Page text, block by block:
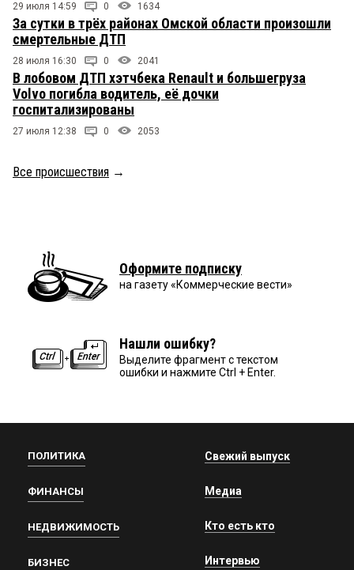
29 июля 14:59 0 1634
За сутки в трёх районах Омской области произошли
смертельные ДТП
28 июля 16:30 0 2041
В лобовом ДТП хэтчбека Renault и большегруза
Volvo погибла водитель, её дочки
госпитализированы
27 июля 12:38 0 2053
Все происшествия →
Оформите подписку
на газету «Коммерческие вести»
Нашли ошибку?
Выделите фрагмент с текстом
ошибки и нажмите Ctrl + Enter.
ПОЛИТИКА
ФИНАНСЫ
НЕДВИЖИМОСТЬ
БИЗНЕС
Свежий выпуск
Медиа
Кто есть кто
Интервью